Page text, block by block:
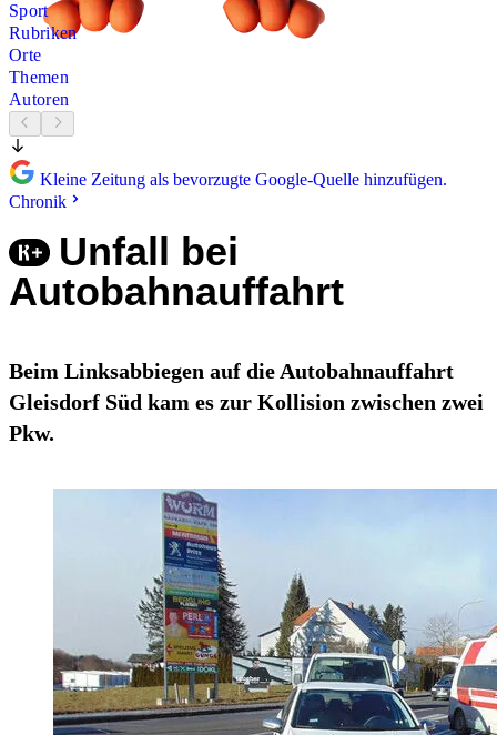
Sport
Rubriken
Orte
Themen
Autoren
Kleine Zeitung als bevorzugte Google-Quelle hinzufügen.
Chronik
Unfall bei
Autobahnauffahrt
Beim Linksabbiegen auf die Autobahnauffahrt
Gleisdorf Süd kam es zur Kollision zwischen zwei
Pkw.